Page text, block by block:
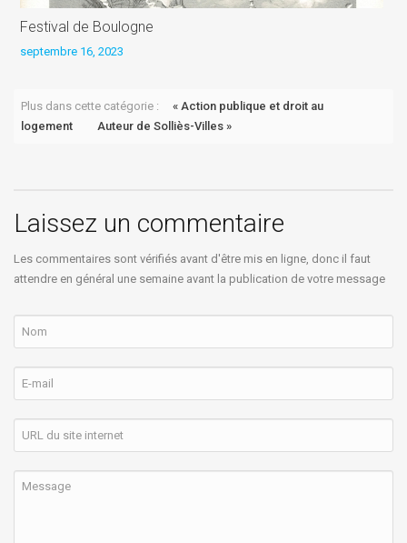
Festival de Boulogne
septembre 16, 2023
Plus dans cette catégorie :
« Action publique et droit au
logement
Auteur de Solliès-Villes »
Laissez un commentaire
Les commentaires sont vérifiés avant d'être mis en ligne, donc il faut
attendre en général une semaine avant la publication de votre message